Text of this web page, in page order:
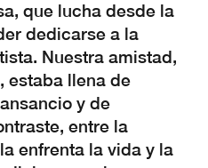
que lucha desde la
dedicarse a la
Nuestra amistad,
estaba llena de
y de
entre la
enfrenta la vida y la